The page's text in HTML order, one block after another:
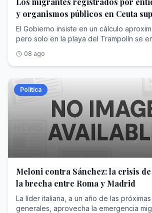
y organismos públicos en Ceuta
creces las cifras de Interior
El Gobierno insiste en un cálculo
pero solo en la playa del Trampolín se
08 ago
Política
Meloni contra Sánchez: la crisis de
la brecha entre Roma y Madrid
La líder italiana, a un año de las
generales, aprovecha la emergencia